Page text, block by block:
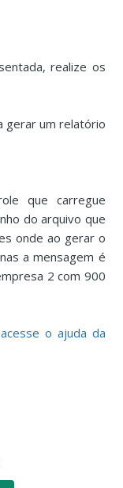
realize os
gerar um relatório
que carregue
do arquivo que
onde ao gerar o
a mensagem é
2 com 900
o ajuda da